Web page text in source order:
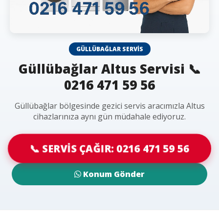
GÜLLÜBAĞLAR SERVIS
Güllübağlar Altus Servisi 📞
0216 471 59 56
Güllübağlar bölgesinde gezici servis aracımızla Altus
cihazlarınıza aynı gün müdahale ediyoruz.
📞 SERVİS ÇAĞIR: 0216 471 59 56
Konum Gönder